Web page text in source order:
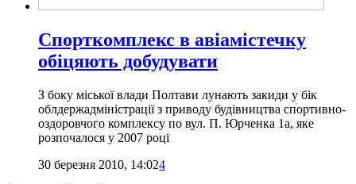
Спорткомплекс в авіамістечку
обіцяють добудувати
З боку міської влади Полтави лунають закиди у бік
облдержадміністрації з приводу будівництва спортивно-
оздоровчого комплексу по вул. П. Юрченка 1а, яке
розпочалося у 2007 році
30 березня 2010, 14:024